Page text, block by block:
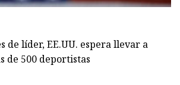
de líder, EE.UU. espera llevar a
de 500 deportistas